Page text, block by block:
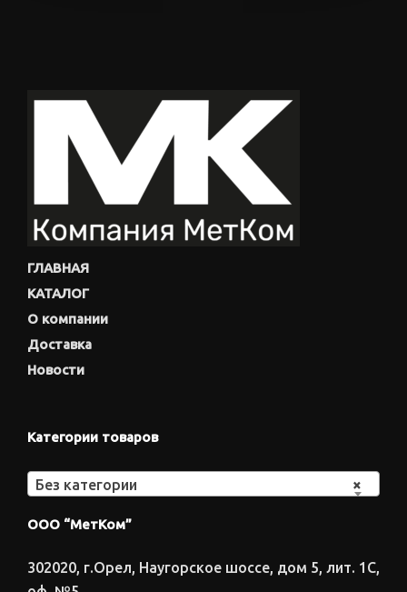
ГЛАВНАЯ
КАТАЛОГ
О компании
Доставка
Новости
Категории товаров
×
Без категории
ООО “МетКом”
302020, г.Орел, Наугорское шоссе, дом 5, лит. 1С,